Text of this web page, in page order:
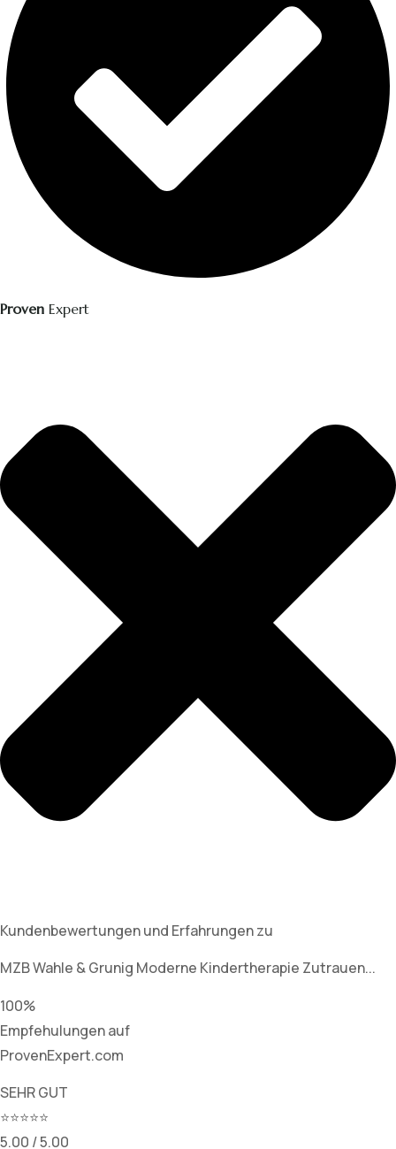
Proven Expert
Kundenbewertungen und Erfahrungen zu
MZB Wahle & Grunig Moderne Kindertherapie Zutrauen...
100%
Empfehulungen auf
ProvenExpert.com
SEHR GUT
⭐⭐⭐⭐⭐
5.00 / 5.00